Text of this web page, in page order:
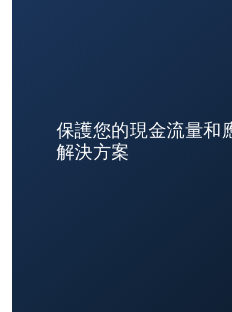
保護您的現金流量和
解決方案